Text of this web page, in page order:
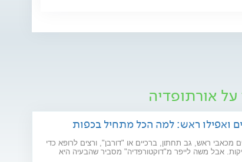
אורתופדיה
ואפילו ראש: למה הכל מתחיל בכפות
מכאבי ראש, גב תחתון, ברכיים או "דורבן", ורצים לרופא כדי
אבל משה לייפר מ"דוקטורפדיה" מסביר שהבעיה היא